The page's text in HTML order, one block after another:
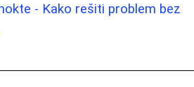
- Kako rešiti problem bez